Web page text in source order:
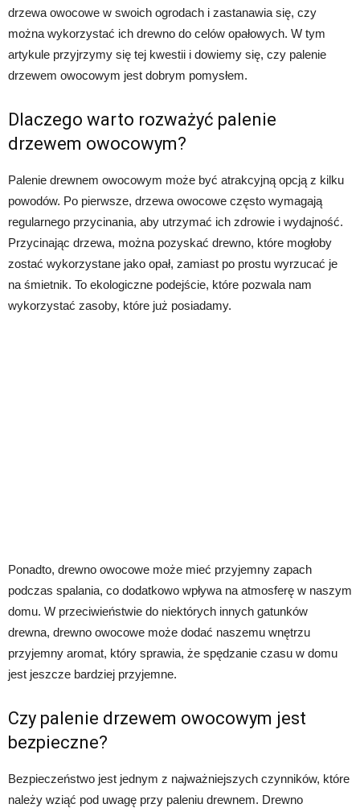
drzewa owocowe w swoich ogrodach i zastanawia się, czy
można wykorzystać ich drewno do celów opałowych. W tym
artykule przyjrzymy się tej kwestii i dowiemy się, czy palenie
drzewem owocowym jest dobrym pomysłem.
Dlaczego warto rozważyć palenie
drzewem owocowym?
Palenie drewnem owocowym może być atrakcyjną opcją z kilku
powodów. Po pierwsze, drzewa owocowe często wymagają
regularnego przycinania, aby utrzymać ich zdrowie i wydajność.
Przycinając drzewa, można pozyskać drewno, które mogłoby
zostać wykorzystane jako opał, zamiast po prostu wyrzucać je
na śmietnik. To ekologiczne podejście, które pozwala nam
wykorzystać zasoby, które już posiadamy.
Ponadto, drewno owocowe może mieć przyjemny zapach
podczas spalania, co dodatkowo wpływa na atmosferę w naszym
domu. W przeciwieństwie do niektórych innych gatunków
drewna, drewno owocowe może dodać naszemu wnętrzu
przyjemny aromat, który sprawia, że spędzanie czasu w domu
jest jeszcze bardziej przyjemne.
Czy palenie drzewem owocowym jest
bezpieczne?
Bezpieczeństwo jest jednym z najważniejszych czynników, które
należy wziąć pod uwagę przy paleniu drewnem. Drewno